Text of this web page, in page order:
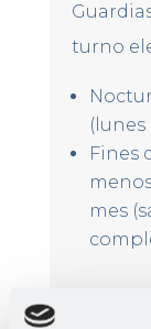
turno
(lunes
Fines
mes